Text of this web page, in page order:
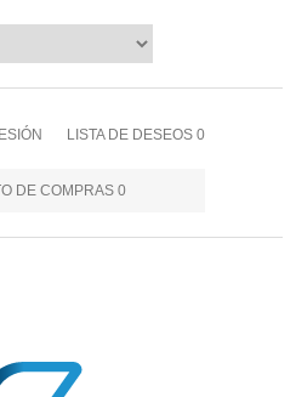
LISTA DE DESEOS 0
DE COMPRAS 0